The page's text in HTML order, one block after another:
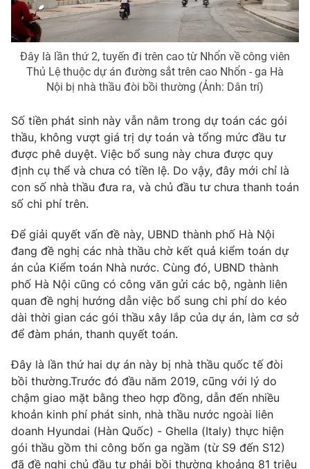
Thị trường 24h Tấm lòng Việt
VTV4 Vươn mình bằng AI
VTV9 VTV8
Liên hệ tòa soạn English
Theo dõi báo trên
Cơ quan chủ quản:Đài Truyền hình Việt Nam
Giấy phép hoạt động báo in và báo điện tử số 483/GP-BTTTT
cấp ngày 29/12/2023
Tổng Biên tập:Vũ Thanh Thủy
Phó Tổng Biên tập:
Nguyễn Thị Mỹ Hạnh, Phạm Quốc Thắng,
Nguyễn Trọng Ninh
Tổng đài VTV: 024.38 355 931 - 024.38 355 932
Đây là lần thứ 2, tuyến đi trên cao từ Nhổn về công viên
Thủ Lệ thuộc dự án đường sắt trên cao Nhổn - ga Hà
Nội bị nhà thầu đòi bồi thường (Ảnh: Dân trí)
Số tiền phát sinh này vẫn nằm trong dự toán các gói
thầu, không vượt giá trị dự toán và tổng mức đầu tư
được phê duyệt. Việc bổ sung này chưa được quy
định cụ thể và chưa có tiền lệ. Do vậy, đây mới chỉ là
con số nhà thầu đưa ra, và chủ đầu tư chưa thanh toán
số chi phí trên.
Để giải quyết vấn đề này, UBND thành phố Hà Nội
đang đề nghị các nhà thầu chờ kết quả kiểm toán dự
án của Kiểm toán Nhà nước. Cùng đó, UBND thành
phố Hà Nội cũng có công văn gửi các bộ, ngành liên
quan đề nghị hướng dẫn việc bổ sung chi phí do kéo
dài thời gian các gói thầu xây lắp của dự án, làm cơ sở
để đàm phán, thanh quyết toán.
Đây là lần thứ hai dự án này bị nhà thầu quốc tế đòi
bồi thường.Trước đó đầu năm 2019, cũng với lý do
chậm giao mặt bằng theo hợp đồng, dẫn đến nhiều
khoản kinh phí phát sinh, nhà thầu nước ngoài liên
doanh Hyundai (Hàn Quốc) - Ghella (Italy) thực hiện
gói thầu gồm thi công bốn ga ngầm (từ S9 đến S12)
đã đề nghị chủ đầu tư phải bồi thường khoảng 81 triệu